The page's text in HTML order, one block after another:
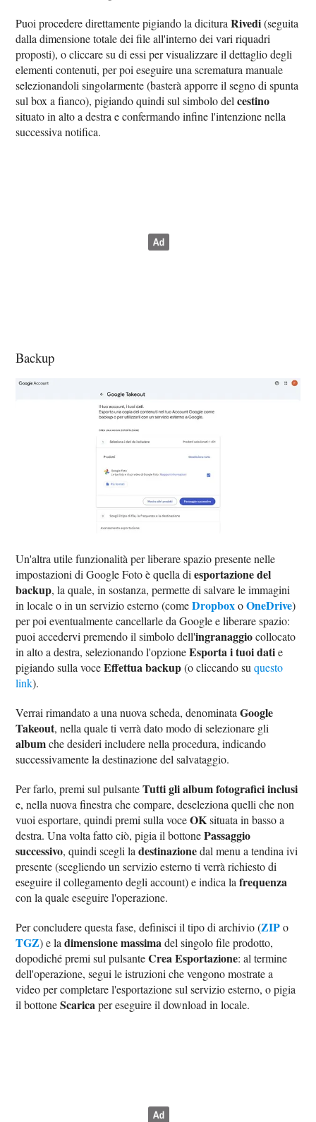
Puoi procedere direttamente pigiando la dicituraRivedi(seguita
dalla dimensione totale dei file all'interno dei vari riquadri
proposti), o cliccare su di essi per visualizzare il dettaglio degli
elementi contenuti, per poi eseguire una scrematura manuale
selezionandoli singolarmente (basterà apporre il segno di spunta
sul box a fianco), pigiando quindi sul simbolo delcestino
situato in alto a destra e confermando infine l'intenzione nella
successiva notifica.
Backup
Un'altra utile funzionalità per liberare spazio presente nelle
impostazioni di Google Foto è quella diesportazione del
backup, la quale, in sostanza, permette di salvare le immagini
in locale o in un servizio esterno (comeDropboxoOneDrive)
per poi eventualmente cancellarle da Google e liberare spazio:
puoi accedervi premendo il simbolo dell'ingranaggiocollocato
in alto a destra, selezionando l'opzioneEsporta i tuoi datie
pigiando sulla voceEffettua backup(o cliccando suquesto
link).
Verrai rimandato a una nuova scheda, denominataGoogle
Takeout, nella quale ti verrà dato modo di selezionare gli
albumche desideri includere nella procedura, indicando
successivamente la destinazione del salvataggio.
Per farlo, premi sul pulsanteTutti gli album fotografici inclusi
e, nella nuova finestra che compare, deseleziona quelli che non
vuoi esportare, quindi premi sulla voceOKsituata in basso a
destra. Una volta fatto ciò, pigia il bottonePassaggio
successivo, quindi scegli ladestinazionedal menu a tendina ivi
presente (scegliendo un servizio esterno ti verrà richiesto di
eseguire il collegamento degli account) e indica lafrequenza
con la quale eseguire l'operazione.
Per concludere questa fase, definisci il tipo di archivio (ZIPo
TGZ) e ladimensione massimadel singolo file prodotto,
dopodiché premi sul pulsanteCrea Esportazione: al termine
dell'operazione, segui le istruzioni che vengono mostrate a
video per completare l'esportazione sul servizio esterno, o pigia
il bottoneScaricaper eseguire il download in locale.